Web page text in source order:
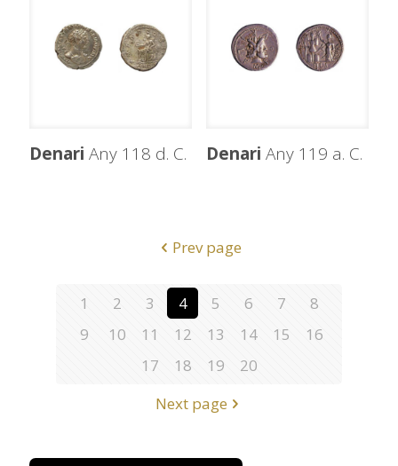
Denari Any 118 d. C. Denari Any 119 a. C.
Prev page
1 2 3 4 5 6 7
8
9
10 11 12 13 14 15
16
17
18 19
20
Next page